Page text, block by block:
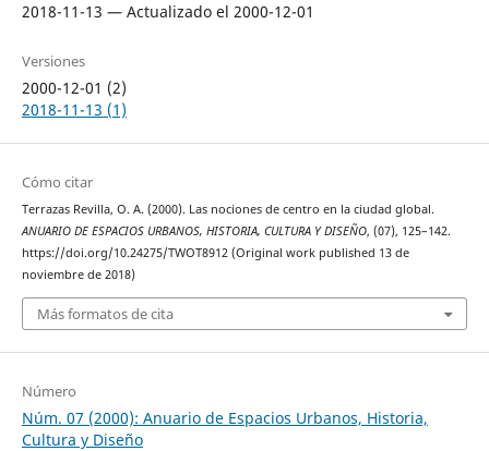
2018-11-13 — Actualizado el 2000-12-01
Versiones
2000-12-01 (2)
2018-11-13 (1)
Cómo citar
Terrazas Revilla, O. A. (2000). Las nociones de centro en la ciudad global.
ANUARIO DE ESPACIOS URBANOS, HISTORIA, CULTURA Y DISEÑO, (07), 125–142.
https://doi.org/10.24275/TWOT8912 (Original work published 13 de
noviembre de 2018)
Más formatos de cita
Número
Núm. 07 (2000): Anuario de Espacios Urbanos, Historia,
Cultura y Diseño